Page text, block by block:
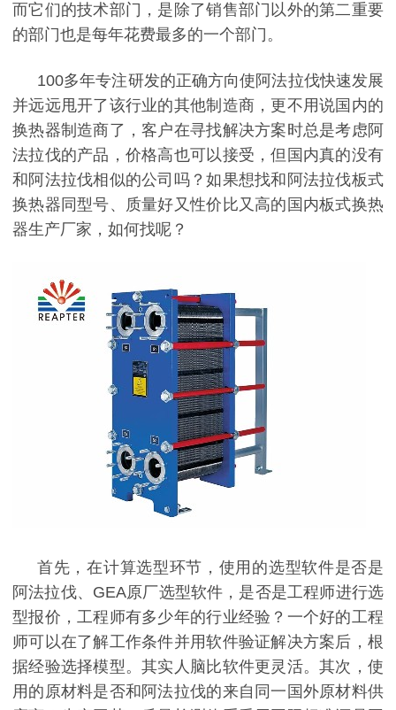
而它们的技术部门，是除了销售部门以外的第二重要
的部门也是每年花费最多的一个部门。
100多年专注研发的正确方向使阿法拉伐快速发展
并远远甩开了该行业的其他制造商，更不用说国内的
换热器制造商了，客户在寻找解决方案时总是考虑阿
法拉伐的产品，价格高也可以接受，但国内真的没有
和阿法拉伐相似的公司吗？如果想找和阿法拉伐板式
换热器同型号、质量好又性价比又高的国内板式换热
器生产厂家，如何找呢？
首先，在计算选型环节，使用的选型软件是否是
阿法拉伐、 GEA原厂选型软件，是否是工程师进行选
型报价，工程师有多少年的行业经验？一个好的工程
师可以在了解工作条件并用软件验证解决方案后，根
据经验选择模型。其实人脑比软件更灵活。其次，使
用的原材料是否和阿法拉伐的来自同一国外原材料供